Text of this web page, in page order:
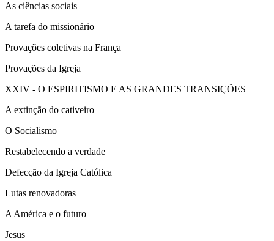
As ciências sociais
A tarefa do missionário
Provações coletivas na França
Provações da Igreja
XXIV - O ESPIRITISMO E AS GRANDES TRANSIÇÕES
A extinção do cativeiro
O Socialismo
Restabelecendo a verdade
Defecção da Igreja Católica
Lutas renovadoras
A América e o futuro
Jesus